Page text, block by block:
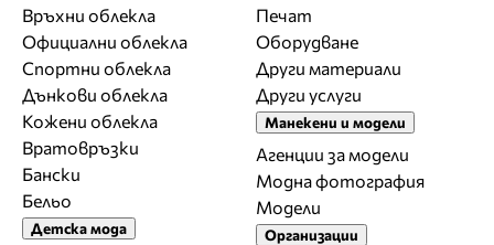
Връхни облекла
Официални облекла
Спортни облекла
Дънкови облекла
Кожени облекла
Вратовръзки
Бански
Бельо
Детска мода
Печат
Оборудване
Други материали
Други услуги
Манекени и модели
Агенции за модели
Модна фотография
Модели
Организации